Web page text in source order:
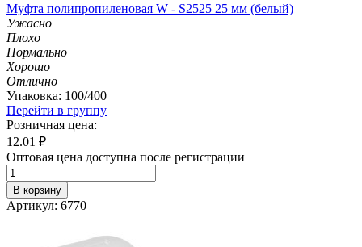
Муфта полипропиленовая W - S2525 25 мм (белый)
Ужасно
Плохо
Нормально
Хорошо
Отлично
Упаковка: 100/400
Перейти в группу
Розничная цена:
12.01 ₽
Оптовая цена доступна после регистрации
В корзину
Артикул: 6770